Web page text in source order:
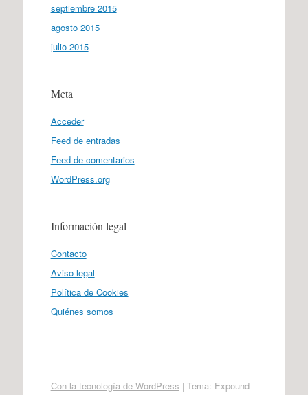
septiembre 2015
agosto 2015
julio 2015
Meta
Acceder
Feed de entradas
Feed de comentarios
WordPress.org
Información legal
Contacto
Aviso legal
Política de Cookies
Quiénes somos
Con la tecnología de WordPress | Tema: Expound